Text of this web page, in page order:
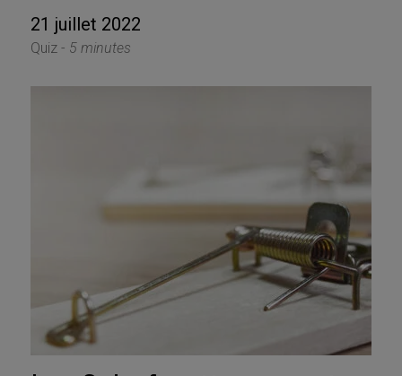
21 juillet 2022
Quiz - 5 minutes